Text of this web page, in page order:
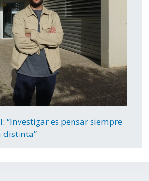
“Investigar es pensar siempre
distinta”